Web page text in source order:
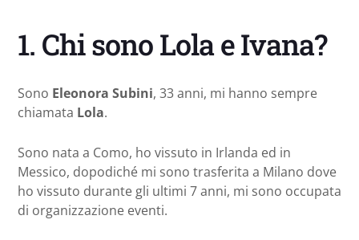
1. Chi sono Lola e Ivana?
Sono Eleonora Subini, 33 anni, mi hanno sempre
chiamata Lola.
Sono nata a Como, ho vissuto in Irlanda ed in
Messico, dopodiché mi sono trasferita a Milano dove
ho vissuto durante gli ultimi 7 anni, mi sono occupata
di organizzazione eventi.